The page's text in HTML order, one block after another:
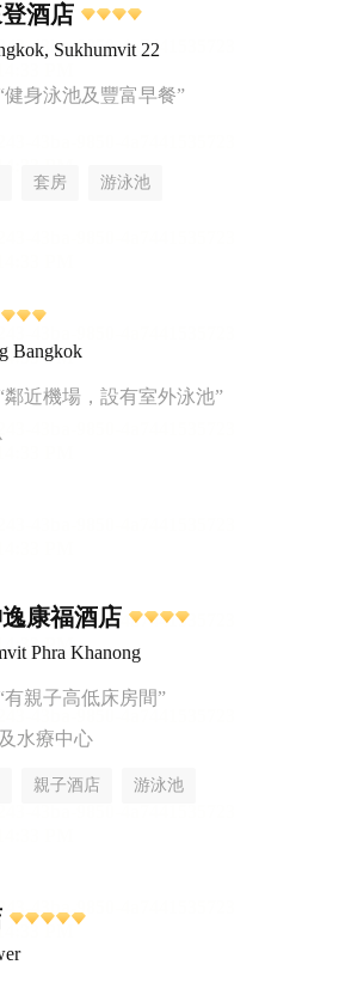
酒店
Sukhumvit 22
健身泳池及豐富早餐”
套房 游泳池
Bangkok
鄰近機場，設有室外泳池”
康福酒店
Phra Khanong
有親子高低床房間”
水療中心
親子酒店 游泳池